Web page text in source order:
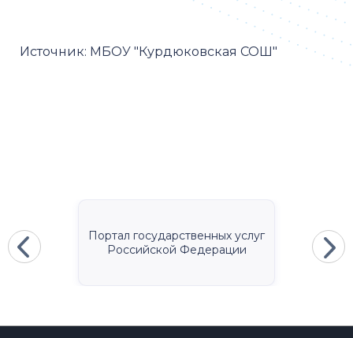
Источник: МБОУ "Курдюковская СОШ"
Портал государственных услуг
Российской Федерации